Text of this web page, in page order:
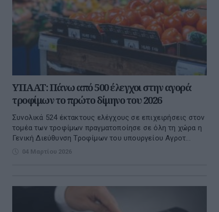
ΥΠΑΑΤ: Πάνω από 500 έλεγχοι στην αγορά
τροφίμων το πρώτο δίμηνο του 2026
Συνολικά 524 έκτακτους ελέγχους σε επιχειρήσεις στον
τομέα των τροφίμων πραγματοποίησε σε όλη τη χώρα η
Γενική Διεύθυνση Τροφίμων του υπουργείου Αγροτ...
04 Μαρτίου 2026